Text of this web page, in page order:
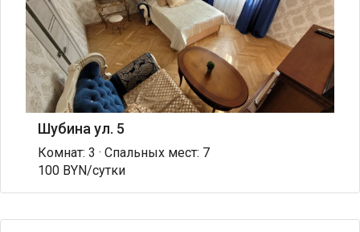
Шубина ул. 5
Комнат: 3 · Спальных мест: 7
100 BYN/сутки